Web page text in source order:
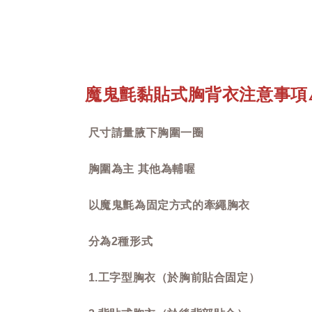
魔鬼氈黏貼式胸背衣注意事項
尺寸請量腋下胸圍一圈
胸圍為主 其他為輔喔
以魔鬼氈為固定方式的牽繩胸衣
分為2種形式
1.工字型胸衣（於胸前貼合固定）